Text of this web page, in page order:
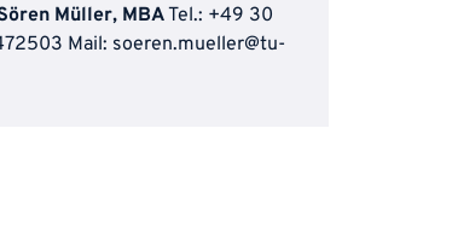
Müller, MBATel.: +49 30
Mail: soeren.mueller@tu-